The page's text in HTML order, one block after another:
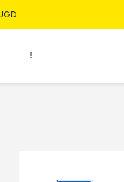
G-VOETBAL